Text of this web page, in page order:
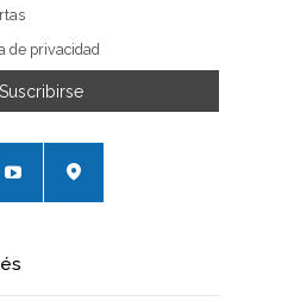
de privacidad